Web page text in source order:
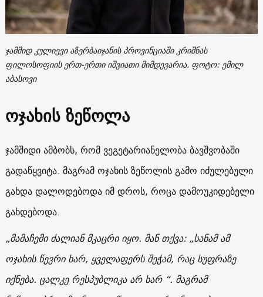
ჯამშიდ კულიევი აზერბაიჯანის პროვინციაში კრიშნას
ფილოსოფიის ერთ-ერთი იშვიათი მიმდევარია. ფოტო: ემილ
აბასოვი
ოჯახის ზეწოლა
ჯამშიდი ამბობს, რომ ვეგეტარიანელობა ბავშვობაში
გადაწყვიტა. მაგრამ ოჯახის ზეწოლის გამო იძულებული
გახდა დალოდებოდა იმ დროს, როცა დამოუკიდებელი
გახდებოდა.
„მამაჩემი ძალიან მკაცრი იყო. მან თქვა: „სანამ ამ
ოჯახის წევრი ხარ, ყველაფერს შეჭამ, რაც სუფრაზე
იქნება. ცალკე რესპუბლიკა არ ხარ“. მაგრამ